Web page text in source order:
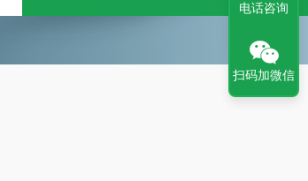
电话咨询
扫码加微信